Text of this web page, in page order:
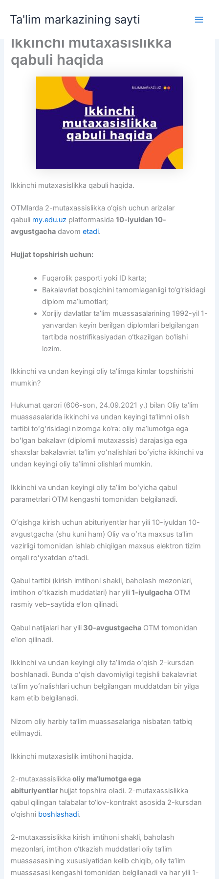
Ta'lim markazining sayti
Ikkinchi mutaxasislikka
qabuli haqida
Ikkinchi mutaxasislikka qabuli haqida.
OTMlarda 2-mutaxassislikka o‘qish uchun arizalar
qabuli my.edu.uz platformasida10-iyuldan 10-
avgustgacha davometadi.
Hujjat topshirish uchun:
Fuqarolik pasporti yoki ID karta;
Bakalavriat bosqichini tamomlaganligi to‘g‘risidagi
diplom ma’lumotlari;
Xorijiy davlatlar ta’lim muassasalarining 1992-yil 1-
yanvardan keyin berilgan diplomlari belgilangan
tartibda nostrifikasiyadan o‘tkazilgan bo‘lishi
lozim.
Ikkinchi va undan keyingi oliy ta’limga kimlar topshirishi
mumkin?
Hukumat qarori (606-son, 24.09.2021 y.) bilan Oliy taʼlim
muassasalarida ikkinchi va undan keyingi taʼlimni olish
tartibi toʻgʻrisidagi nizomga ko‘ra: oliy maʼlumotga ega
boʻlgan bakalavr (diplomli mutaxassis) darajasiga ega
shaxslar bakalavriat taʼlim yoʻnalishlari boʻyicha ikkinchi va
undan keyingi oliy taʼlimni olishlari mumkin.
Ikkinchi va undan keyingi oliy taʼlim boʻyicha qabul
parametrlari OTM kengashi tomonidan belgilanadi.
Oʻqishga kirish uchun abituriyentlar har yili 10-iyuldan 10-
avgustgacha (shu kuni ham) Oliy va oʻrta maxsus taʼlim
vazirligi tomonidan ishlab chiqilgan maxsus elektron tizim
orqali roʻyxatdan oʻtadi.
Qabul tartibi (kirish imtihoni shakli, baholash mezonlari,
imtihon oʻtkazish muddatlari) har yili1-iyulgacha OTM
rasmiy veb-saytida eʼlon qilinadi.
Qabul natijalari har yili 30-avgustgacha OTM tomonidan
eʼlon qilinadi.
Ikkinchi va undan keyingi oliy taʼlimda oʻqish 2-kursdan
boshlanadi. Bunda oʻqish davomiyligi tegishli bakalavriat
taʼlim yoʻnalishlari uchun belgilangan muddatdan bir yilga
kam etib belgilanadi.
Nizom oliy harbiy taʼlim muassasalariga nisbatan tatbiq
etilmaydi.
Ikkinchi mutaxasislik imtihoni haqida.
2-mutaxassislikka oliy ma’lumotga ega
abituriyentlar hujjat topshira oladi. 2-mutaxassislikka
qabul qilingan talabalar to‘lov-kontrakt asosida 2-kursdan
o‘qishni boshlashadi.
2-mutaxassislikka kirish imtihoni shakli, baholash
mezonlari, imtihon o‘tkazish muddatlari oliy ta’lim
muassasasining xususiyatidan kelib chiqib, oliy ta’lim
muassasasi kengashi tomonidan belgilanadi va har yili 1-